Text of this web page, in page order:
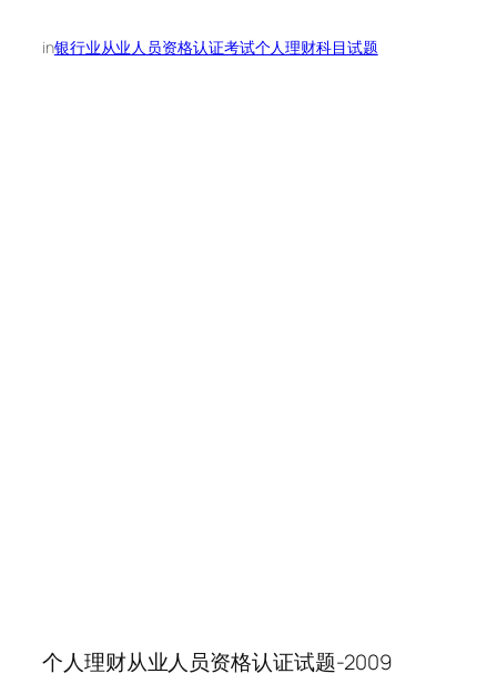
in银行业从业人员资格认证考试个人理财科目试题
个人理财从业人员资格认证试题-2009